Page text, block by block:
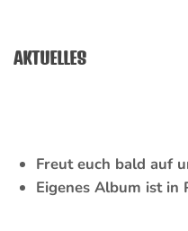
AKTUELLES
Freut euch bald auf
Eigenes Album ist in